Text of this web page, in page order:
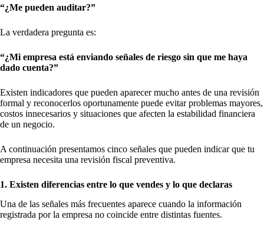
“¿Me pueden auditar?”
La verdadera pregunta es:
“¿Mi empresa está enviando señales de riesgo sin que me haya
dado cuenta?”
Existen indicadores que pueden aparecer mucho antes de una revisión
formal y reconocerlos oportunamente puede evitar problemas mayores,
costos innecesarios y situaciones que afecten la estabilidad financiera
de un negocio.
A continuación presentamos cinco señales que pueden indicar que tu
empresa necesita una revisión fiscal preventiva.
1. Existen diferencias entre lo que vendes y lo que declaras
Una de las señales más frecuentes aparece cuando la información
registrada por la empresa no coincide entre distintas fuentes.